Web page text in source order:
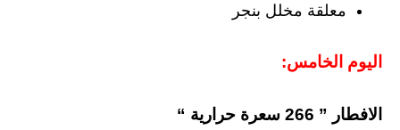
معلقة مخلل بنجر
اليوم الخامس:
الافطار ” 266 سعرة حرارية “